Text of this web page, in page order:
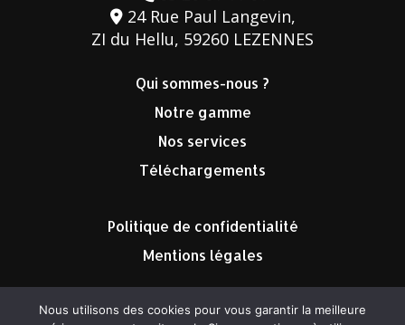
24 Rue Paul Langevin,
ZI du Hellu, 59260 LEZENNES
Qui sommes-nous ?
Notre gamme
Nos services
Téléchargements
Politique de confidentialité
Mentions légales
Nous utilisons des cookies pour vous garantir la meilleure